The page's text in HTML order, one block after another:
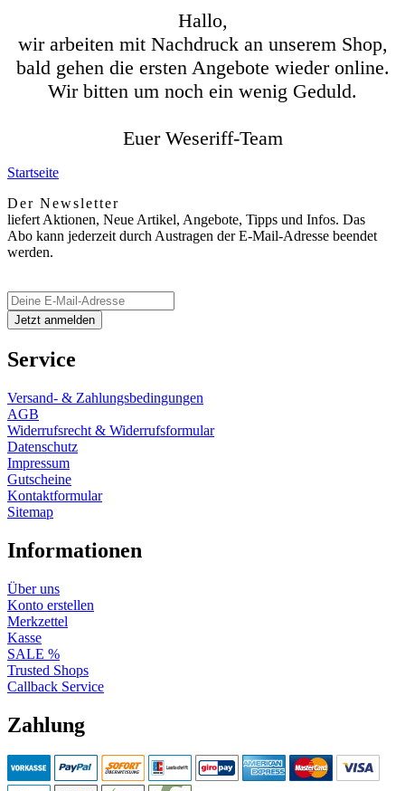
Hallo,
wir arbeiten mit Nachdruck an unserem Shop,
bald gehen die ersten Angebote wieder online.
Wir bitten um noch ein wenig Geduld.
Euer Weseriff-Team
Startseite
Der Newsletter
liefert Aktionen, Neue Artikel, Angebote, Tipps und Infos. Das
Abo kann jederzeit durch Austragen der E-Mail-Adresse beendet
werden.
Service
Versand- & Zahlungsbedingungen
AGB
Widerrufsrecht & Widerrufsformular
Datenschutz
Impressum
Gutscheine
Kontaktformular
Sitemap
Informationen
Über uns
Konto erstellen
Merkzettel
Kasse
SALE %
Trusted Shops
Callback Service
Zahlung